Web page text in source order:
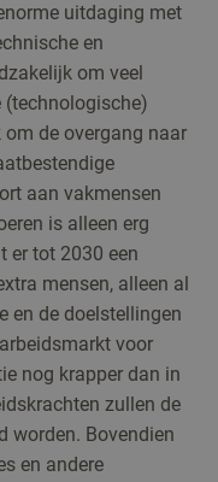
uitdaging met
en
om veel
(technologische)
de overgang naar
aan vakmensen
is alleen erg
er tot 2030 een
mensen, alleen al
en de doelstellingen
voor
nog krapper dan in
zullen de
worden. Bovendien
en andere